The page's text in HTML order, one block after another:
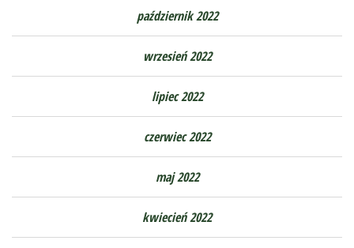
październik 2022
wrzesień 2022
lipiec 2022
czerwiec 2022
maj 2022
kwiecień 2022